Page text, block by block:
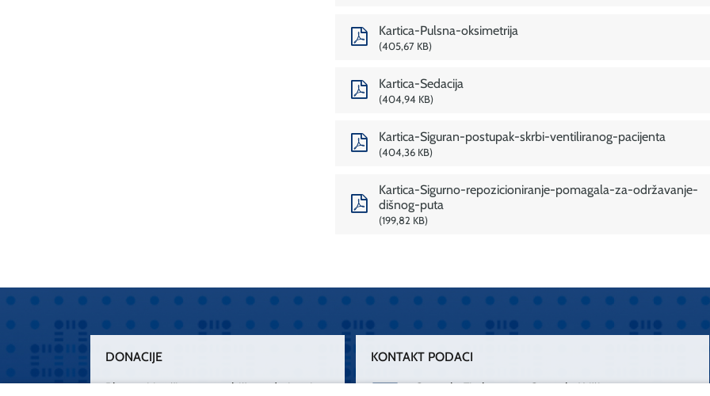
Kartica-Pulsna-oksimetrija
405,67 KB
Kartica-Sedacija
404,94 KB
Kartica-Siguran-postupak-skrbi-ventiliranog-pacijenta
404,36 KB
Kartica-Sigurno-repozicioniranje-pomagala-za-održavanje-
dišnog-puta
199,82 KB
DONACIJE
Plemenitim činom nesebičnog darivanja
KONTAKT PODACI
Centrala Firule Centrala Križine